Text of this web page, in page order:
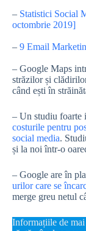
– Statistici Social
octombrie 2019]
– 9 Email
– Google Maps
străzilor și
când ești în
– Un studiu foarte
costurile pentru
social media.
și la noi într-o
– Google are în
urilor care se
merge greu netul
Informațiile de